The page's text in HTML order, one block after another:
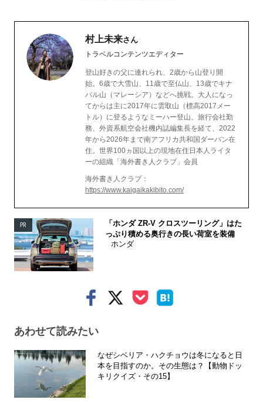
村上未来さん
トラベルコンテンツエディター
登山好きの父に連れられ、2歳から山登り開
始。6歳で大雪山、11歳で至仏山、13歳でキナ
バル山（マレーシア）などへ挑戦。大人になっ
てからは主に2017年に雲取山（標高2017メー
トル）に登るようなミーハー登山。旅行会社勤
務、外資系航空会社機内誌編集長を経て、2022
年から2026年まで南アフリカ共和国ダーバン在
住。世界100ヵ国以上の現地在住日本人ライタ
ーの組織「海外書き人クラブ」会員
海外書き人クラブ：
https://www.kaigaikakibito.com/
PR
「ホンダ ZR-V クロスツーリング」はた
っぷり積める奥行きの長い荷室を装備
ホンダ
あわせて読みたい
なぜシベリア・ハクチョウは冬になると日
本を目指すのか。その生態は？【動物ドッ
キリクイズ・その15】